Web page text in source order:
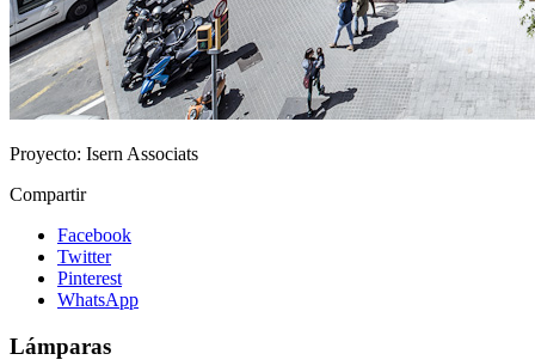
Proyecto: Isern Associats
Compartir
Facebook
Twitter
Pinterest
WhatsApp
Lámparas